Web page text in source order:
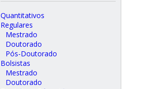
Quantitativos
Regulares
Mestrado
Doutorado
Pós-Doutorado
Bolsistas
Mestrado
Doutorado